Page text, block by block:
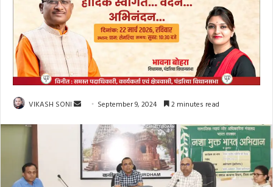
VIKASH SONI
Send
email
September 9, 2024 2 minutes read